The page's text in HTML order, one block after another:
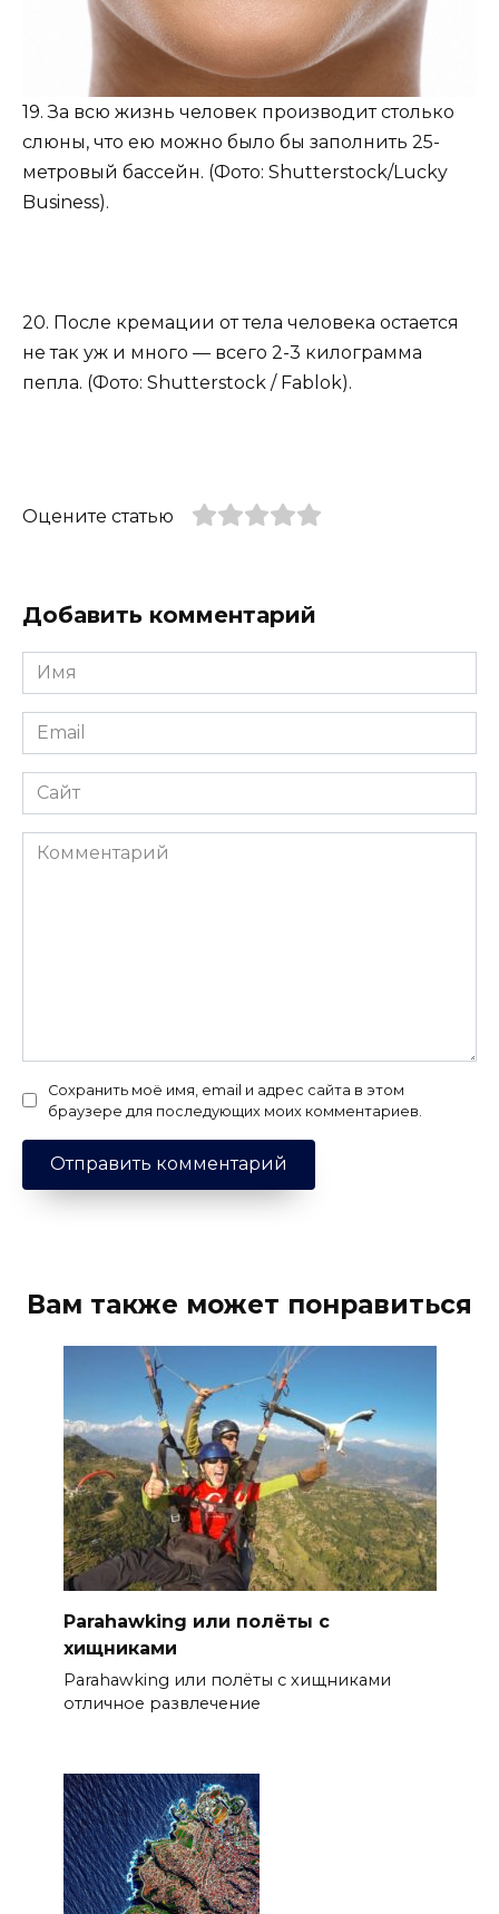
19. За всю жизнь человек производит столько
слюны, что ею можно было бы заполнить 25-
метровый бассейн. (Фото: Shutterstock/Lucky
Business).
20. После кремации от тела человека остается
не так уж и много — всего 2-3 килограмма
пепла. (Фото: Shutterstock / Fablok).
Оцените статью
Добавить комментарий
Имя
*
Email
*
Сайт
Комментарий
Сохранить моё имя, email и адрес сайта в этом
браузере для последующих моих комментариев.
Вам также может понравиться
Parahawking или полёты с
хищниками
Parahawking или полёты с хищниками
отличное развлечение